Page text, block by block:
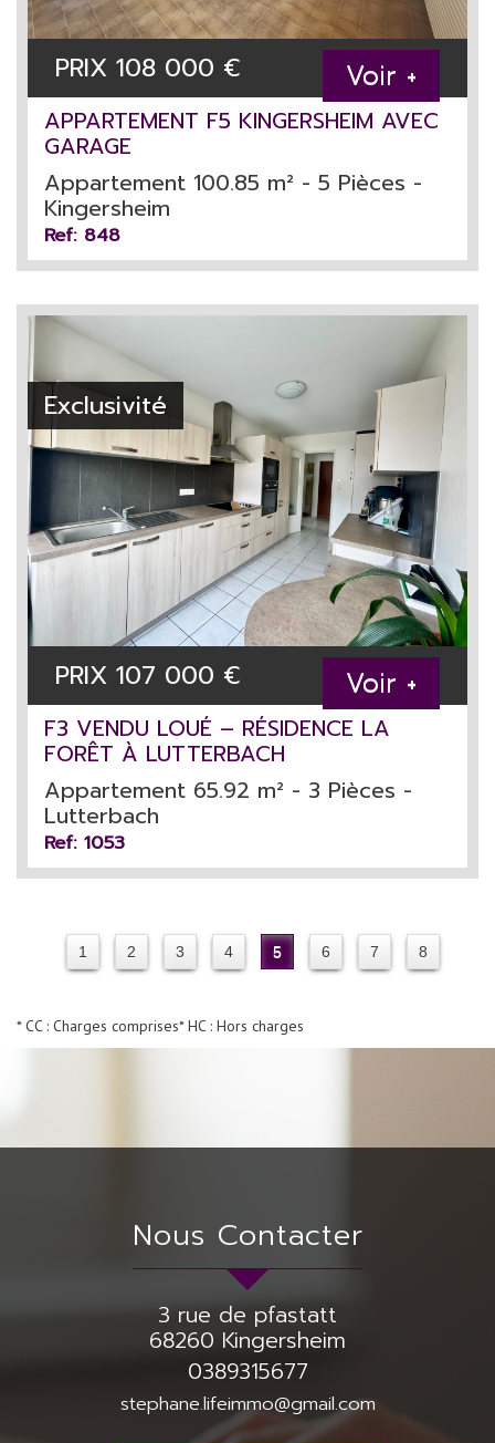
PRIX 108 000 € Voir +
APPARTEMENT F5 KINGERSHEIM AVEC
GARAGE
Appartement 100.85 m² - 5 Pièces -
Kingersheim
Ref: 848
Exclusivité
PRIX 107 000 € Voir +
F3 VENDU LOUÉ – RÉSIDENCE LA
FORÊT À LUTTERBACH
Appartement 65.92 m² - 3 Pièces -
Lutterbach
Ref: 1053
1 2 3 4 5 6 7 8
* CC : Charges comprises* HC : Hors charges
Nous Contacter
3 rue de pfastatt
68260 Kingersheim
0389315677
stephane.lifeimmo@gmail.com